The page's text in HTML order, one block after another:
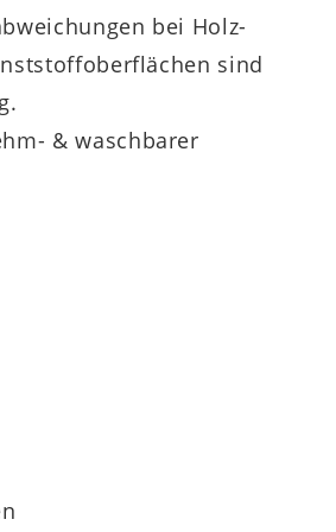
und 1 % Elasthan.
Alternativ steht
Härtegrad zur
bei Holz-
sind
& waschbarer